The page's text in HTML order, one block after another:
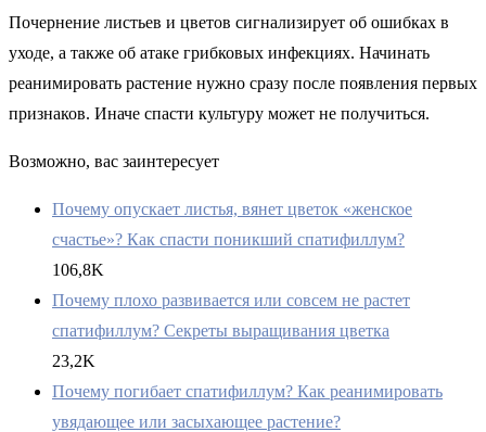
Почернение листьев и цветов сигнализирует об ошибках в
уходе, а также об атаке грибковых инфекциях. Начинать
реанимировать растение нужно сразу после появления первых
признаков. Иначе спасти культуру может не получиться.
Возможно, вас заинтересует
Почему опускает листья, вянет цветок «женское
счастье»? Как спасти поникший спатифиллум?
106,8K
Почему плохо развивается или совсем не растет
спатифиллум? Секреты выращивания цветка
23,2K
Почему погибает спатифиллум? Как реанимировать
увядающее или засыхающее растение?